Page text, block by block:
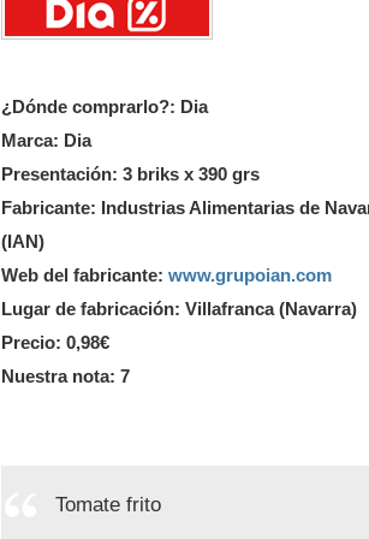
¿Dónde comprarlo?: Dia
Marca: Dia
Presentación: 3 briks x 390 grs
Fabricante: Industrias Alimentarias de
(IAN)
Web del fabricante: www.grupoian.com
Lugar de fabricación: Villafranca (Navarra)
Precio: 0,98€
Nuestra nota: 7
Tomate frito